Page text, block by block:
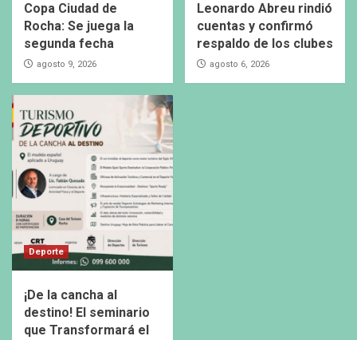
Copa Ciudad de
Rocha: Se juega la
segunda fecha
agosto 9, 2026
Leonardo Abreu rindió
cuentas y confirmó
respaldo de los clubes
agosto 6, 2026
Deporte
¡De la cancha al
destino! El seminario
que Transformará el